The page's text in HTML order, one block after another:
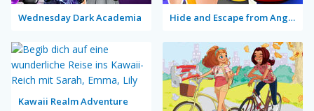
Wednesday Dark Academia Hide and Escape from Angry Teacher
Kawaii Realm Adventure